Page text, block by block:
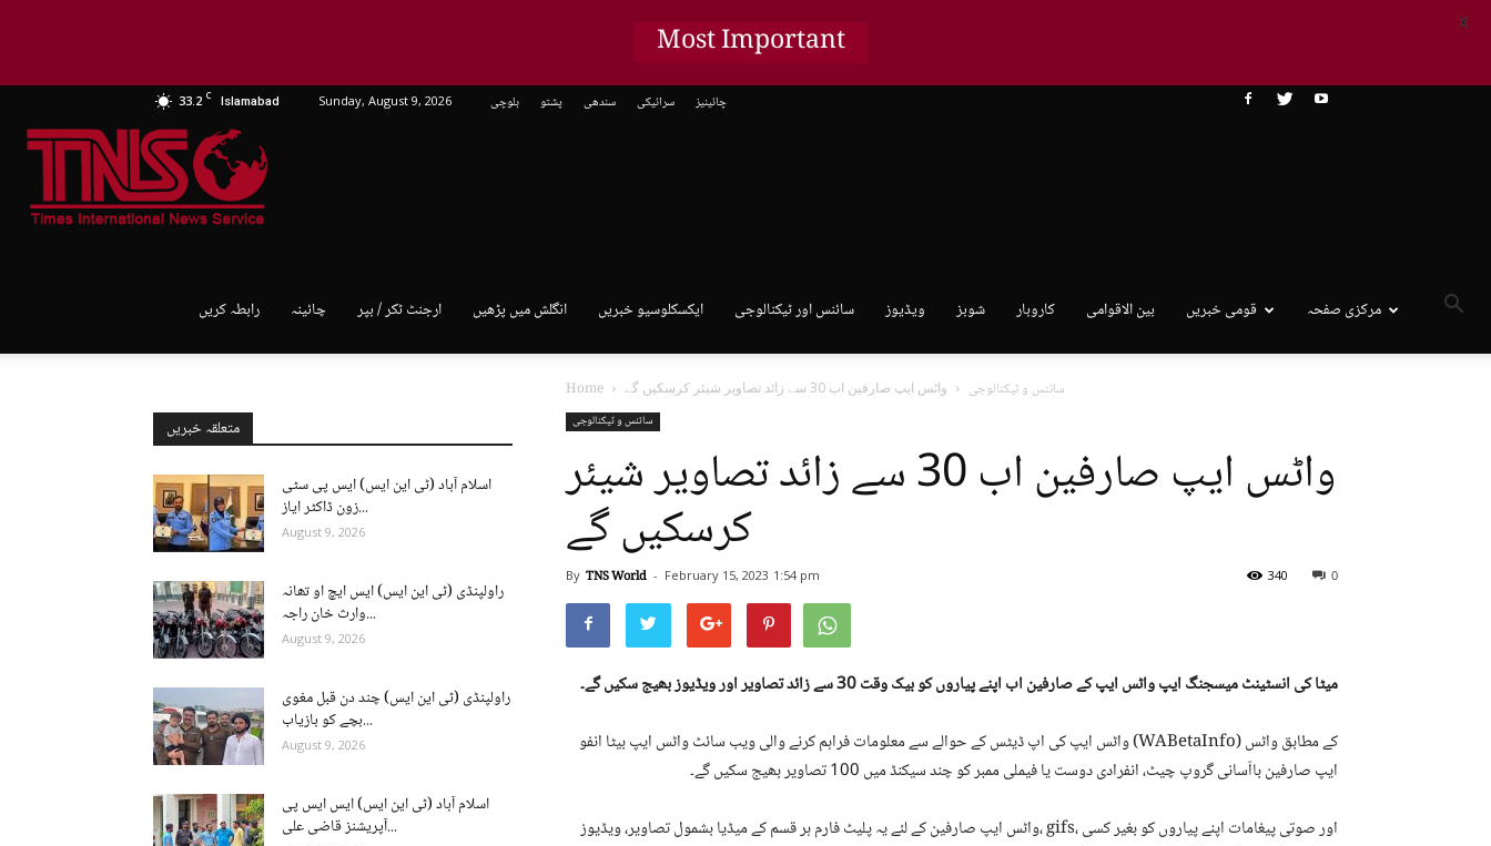
33.2 C Islamabad Sunday, August 9, 2026 بلوچی پشتو سندھی سرائیکی چائینیز
رابطہ کریں چائینہ ارجنٹ ٹکر / بپر انگلش میں پڑھیں ایکسکلوسیو خبریں سائنس اور ٹیکنالوجی ویڈیوز شوبز کاروبار بین الاقوامی قومی خبریں مرکزی صفحہ
Home سائنس و ٹیکنالوجی
واٹس ایپ صارفین اب 30 سے زائد تصاویر شیئر کرسکیں گے
سائنس و ٹیکنالوجی
واٹس ایپ صارفین اب 30 سے زائد تصاویر شیئر
کرسکیں گے
By TNS World - February 15, 2023 1:54 pm 0
340
میٹا کی انسٹینٹ میسجنگ ایپ واٹس ایپ کے صارفین اب اپنے پیاروں کو بیک وقت 30 سے زائد تصاویر اور ویڈیوز بھیج سکیں گے۔
واٹس ایپ کی اپ ڈیٹس کے حوالے سے معلومات فراہم کرنے والی ویب سائٹ واٹس ایپ بیٹا انفو (WABetaInfo) کے مطابق واٹس
ایپ صارفین باآسانی گروپ چیٹ، انفرادی دوست یا فیملی ممبر کو چند سیکنڈ میں 100 تصاویر بھیج سکیں گے۔
واٹس ایپ صارفین کے لئے یہ پلیٹ فارم ہر قسم کے میڈیا بشمول تصاویر، ویڈیوز، gifs، اور صوتی پیغامات اپنے پیاروں کو بغیر کسی
متعلقہ خبریں
اسلام آباد (ٹی این ایس) ایس پی سٹی
زون ڈاکٹر ایاز...
August 9, 2026
راولپنڈی (ٹی این ایس) ایس ایچ او تھانہ
وارث خان راجہ...
August 9, 2026
راولپنڈی (ٹی این ایس) چند دن قبل مغوی
بچے کو بازیاب...
August 9, 2026
اسلام آباد (ٹی این ایس) ایس ایس پی
آپریشنز قاضی علی...
Most Important X